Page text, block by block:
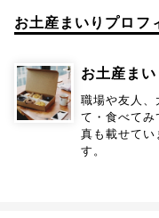
お土産まいりプロフ
お土産まい
職場や友人、
て・食べて
真も載せて
す。